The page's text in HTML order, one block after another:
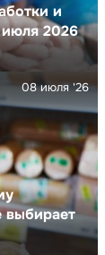
и
2026
выбирает
08 июля '26